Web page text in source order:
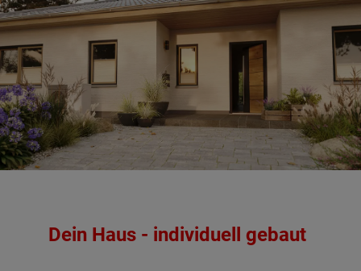
Dein Haus - individuell gebaut